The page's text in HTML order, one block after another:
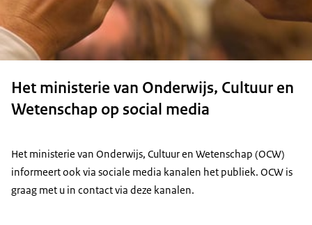
Het ministerie van Onderwijs, Cultuur en
Wetenschap op social media
Het ministerie van Onderwijs, Cultuur en Wetenschap (OCW)
informeert ook via sociale media kanalen het publiek. OCW is
graag met u in contact via deze kanalen.